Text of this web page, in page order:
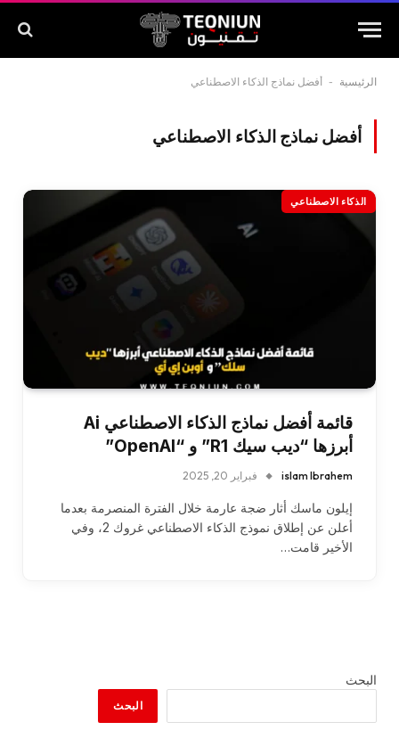
الرئيسية - أفضل نماذج الذكاء الاصطناعي
أفضل نماذج الذكاء الاصطناعي
الذكاء الاصطناعي
قائمة أفضل نماذج الذكاء الاصطناعي Ai
أبرزها “ديب سيك R1” و “OpenAI”
islam Ibrahem فبراير 20, 2025
إيلون ماسك أثار ضجة عارمة خلال الفترة المنصرمة بعدما
أعلن عن إطلاق نموذج الذكاء الاصطناعي غروك 2، وفي
الأخير قامت…
البحث
البحث